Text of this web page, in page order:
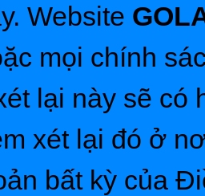
Website
mọi chính
lại này sẽ
xét lại đó ở
bất kỳ của